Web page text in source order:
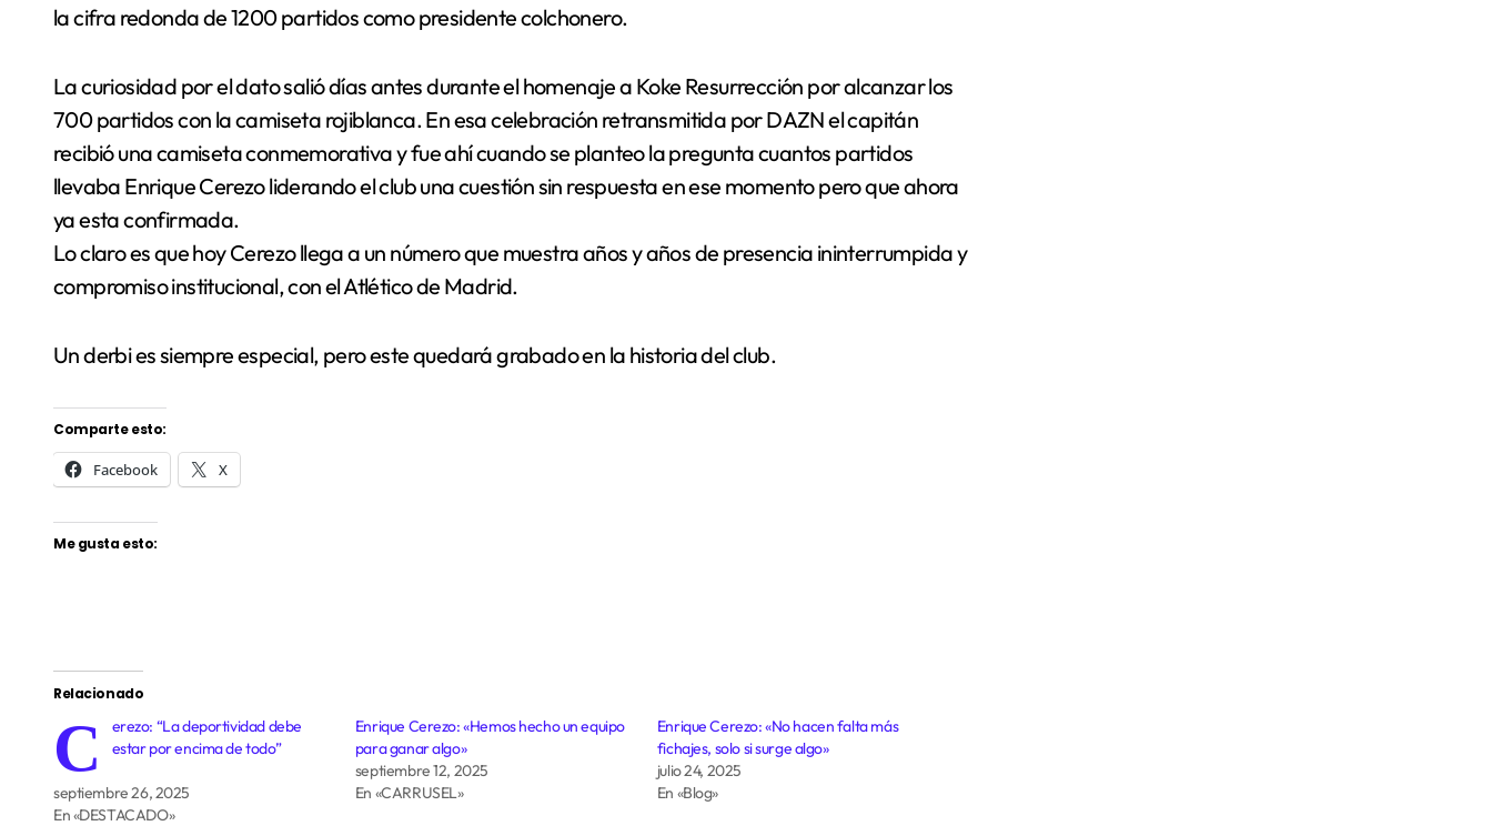
la cifra redonda de 1200 partidos como presidente colchonero.
La curiosidad por el dato salió días antes durante el homenaje a Koke Resurrección por alcanzar los
700 partidos con la camiseta rojiblanca. En esa celebración retransmitida por DAZN el capitán
recibió una camiseta conmemorativa y fue ahí cuando se planteo la pregunta cuantos partidos
llevaba Enrique Cerezo liderando el club una cuestión sin respuesta en ese momento pero que ahora
ya esta confirmada.
Lo claro es que hoy Cerezo llega a un número que muestra años y años de presencia ininterrumpida y
compromiso institucional, con el Atlético de Madrid.
Un derbi es siempre especial, pero este quedará grabado en la historia del club.
Comparte esto:
Facebook X
Me gusta esto:
Relacionado
C
erezo: “La deportividad debe
estar por encima de todo”
septiembre 26, 2025
En «DESTACADO»
Enrique Cerezo: «Hemos hecho un equipo
para ganar algo»
septiembre 12, 2025
En «CARRUSEL»
Enrique Cerezo: «No hacen falta más
fichajes, solo si surge algo»
julio 24, 2025
En «Blog»